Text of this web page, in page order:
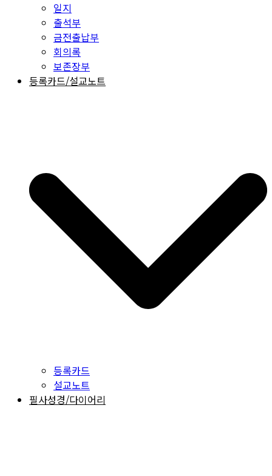
일지
출석부
금전출납부
회의록
보존장부
등록카드/설교노트
등록카드
설교노트
필사성경/다이어리